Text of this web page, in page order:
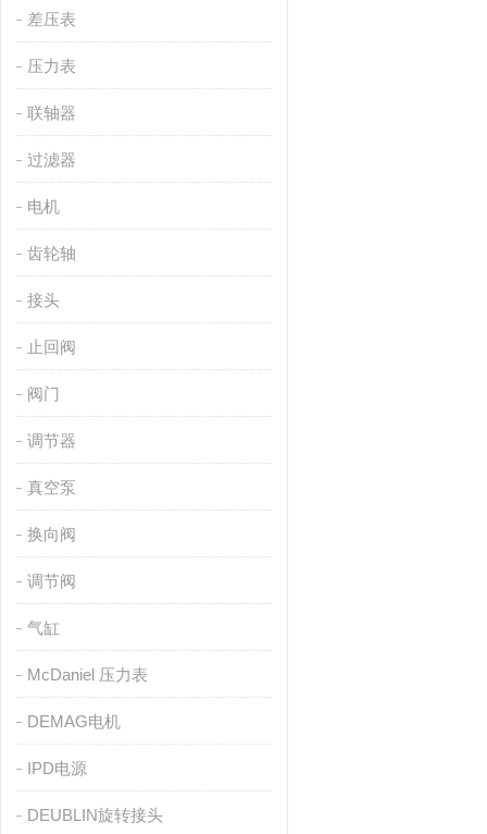
差压表
压力表
联轴器
过滤器
电机
齿轮轴
接头
止回阀
阀门
调节器
真空泵
换向阀
调节阀
气缸
McDaniel 压力表
DEMAG电机
IPD电源
DEUBLIN旋转接头